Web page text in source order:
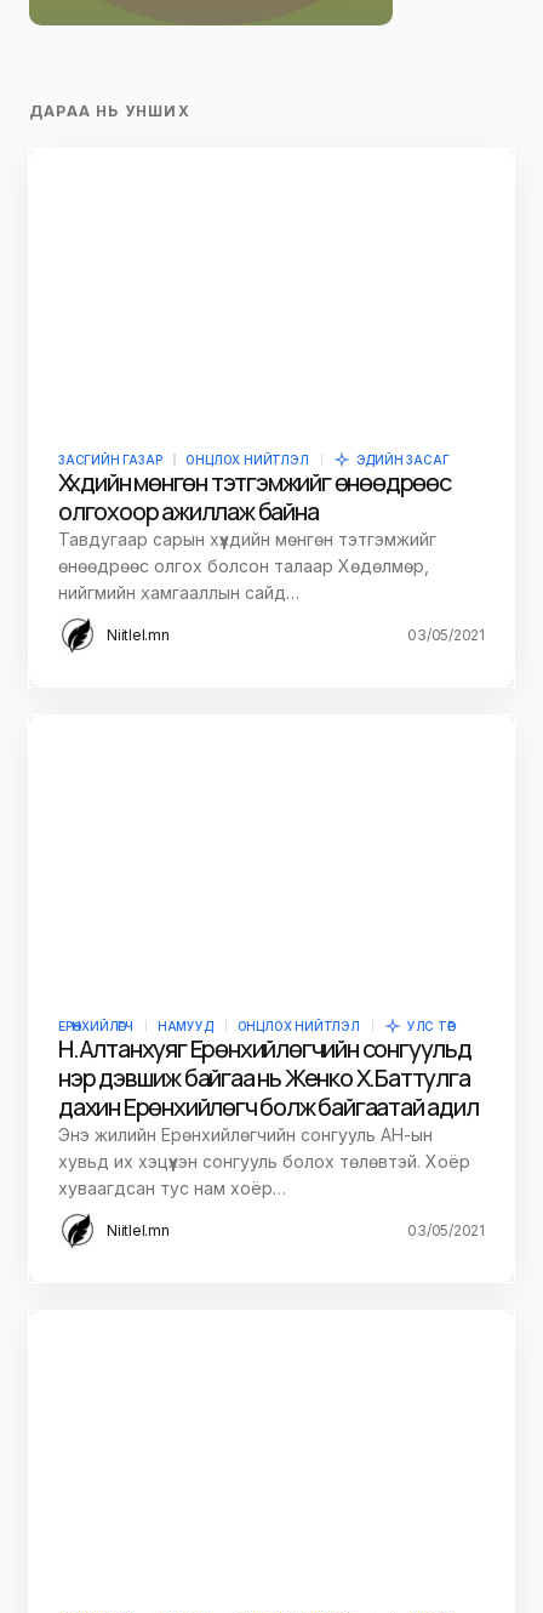
ДАРАА НЬ УНШИХ
ЗАСГИЙН ГАЗАР ОНЦЛОХ НИЙТЛЭЛ ЭДИЙН ЗАСАГ
Хүүхдийн мөнгөн тэтгэмжийг өнөөдрөөс
олгохоор ажиллаж байна
Тавдугаар сарын хүүхдийн мөнгөн тэтгэмжийг
өнөөдрөөс олгох болсон талаар Хөдөлмөр,
нийгмийн хамгааллын сайд…
Niitlel.mn 03/05/2021
ЕРӨНХИЙЛӨГЧ НАМУУД ОНЦЛОХ НИЙТЛЭЛ УЛС ТӨР
Н.Алтанхуяг Ерөнхийлөгчийн сонгуульд
нэр дэвшиж байгаа нь Женко Х.Баттулга
дахин Ерөнхийлөгч болж байгаатай адил
Энэ жилийн Ерөнхийлөгчийн сонгууль АН-ын
хувьд их хэцүүхэн сонгууль болох төлөвтэй. Хоёр
хуваагдсан тус нам хоёр…
Niitlel.mn 03/05/2021